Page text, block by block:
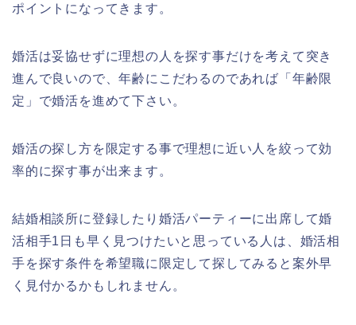
ポイントになってきます。
婚活は妥協せずに理想の人を探す事だけを考えて突き
進んで良いので、年齢にこだわるのであれば「年齢限
定」で婚活を進めて下さい。
婚活の探し方を限定する事で理想に近い人を絞って効
率的に探す事が出来ます。
結婚相談所に登録したり婚活パーティーに出席して婚
活相手1日も早く見つけたいと思っている人は、婚活相
手を探す条件を希望職に限定して探してみると案外早
く見付かるかもしれません。